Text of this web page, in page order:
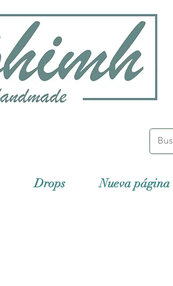
Drops Nueva página